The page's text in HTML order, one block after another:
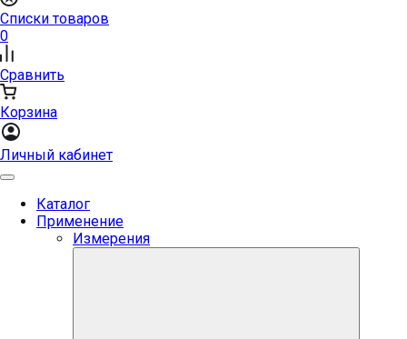
Списки товаров
0
Сравнить
Корзина
Личный кабинет
Каталог
Применение
Измерения